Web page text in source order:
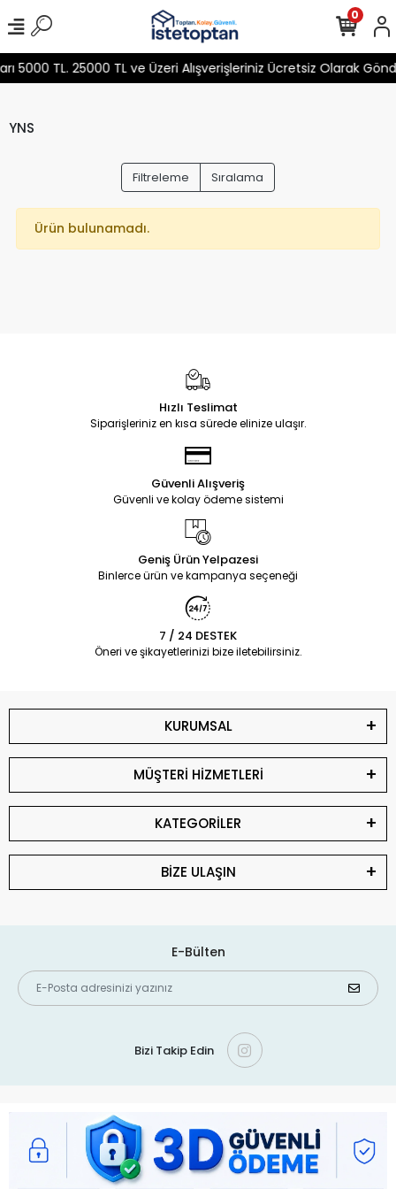
5000 TL. 25000 TL ve Üzeri Alışverişleriniz Ücretsiz Olarak
0
YNS
Filtreleme Sıralama
Ürün bulunamadı.
Hızlı Teslimat
Siparişleriniz en kısa sürede elinize ulaşır.
Güvenli Alışveriş
Güvenli ve kolay ödeme sistemi
Geniş Ürün Yelpazesi
Binlerce ürün ve kampanya seçeneği
7 / 24 DESTEK
Öneri ve şikayetlerinizi bize iletebilirsiniz.
KURUMSAL
MÜŞTERİ HİZMETLERİ
KATEGORİLER
BİZE ULAŞIN
E-Bülten
Bizi Takip Edin